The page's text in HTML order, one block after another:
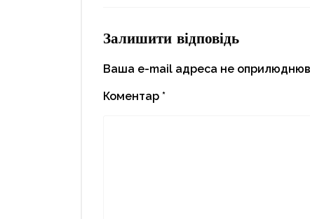
Залишити відповідь
Ваша e-mail адреса не
Коментар *